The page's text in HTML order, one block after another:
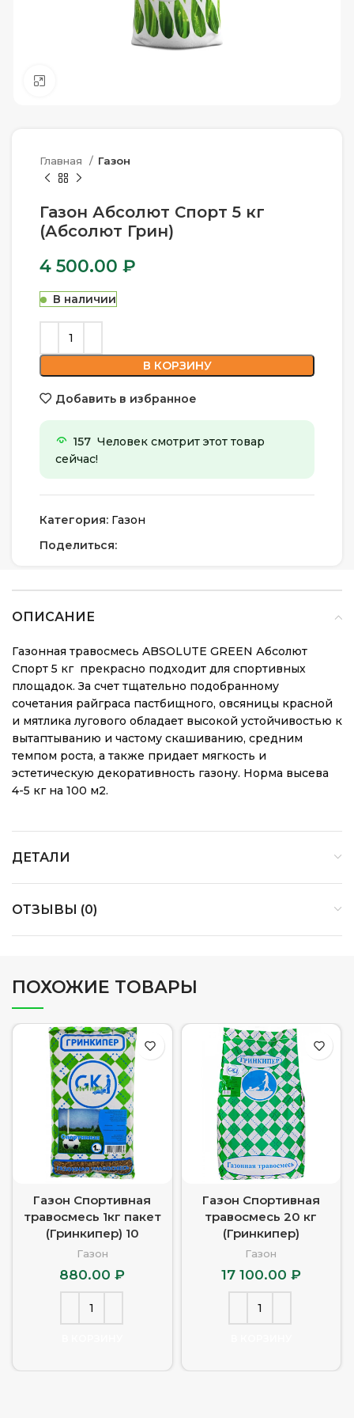
Главная Газон
Газон Абсолют Спорт 5 кг
(Абсолют Грин)
4 500.00 ₽
В наличии
В КОРЗИНУ
Добавить в избранное
157 Человек смотрит этот товар
сейчас!
Категория: Газон
Поделиться:
ОПИСАНИЕ
Газонная травосмесь ABSOLUTE GREEN Абсолют
Спорт 5 кг прекрасно подходит для спортивных
площадок. За счет тщательно подобранному
сочетания райграса пастбищного, овсяницы красной
и мятлика лугового обладает высокой устойчивостью к
вытаптыванию и частому скашиванию, средним
темпом роста, а также придает мягкость и
эстетическую декоративность газону. Норма высева
4-5 кг на 100 м2.
ДЕТАЛИ
ОТЗЫВЫ (0)
ПОХОЖИЕ ТОВАРЫ
Газон Спортивная
травосмесь 1кг пакет
(Гринкипер) 10
Газон
880.00₽
Газон Спортивная
травосмесь 20 кг
(Гринкипер)
Газон
17 100.00 ₽